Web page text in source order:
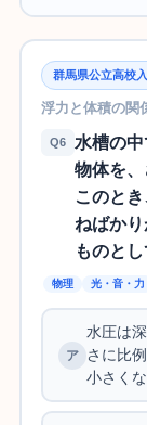
群馬県公立高校
浮力と体積の関
Q6
水槽の
物体を、
このと
ねばか
ものと
物理 光・音・力
水圧は
さに比
小さく